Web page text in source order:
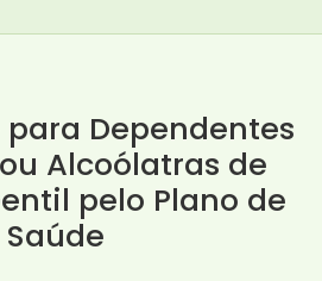
Dependentes
Alcoólatras de
pelo Plano de
Saúde